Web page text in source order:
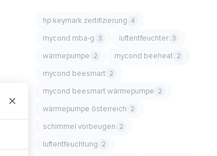
hp keymark zertifizierung 4
mycond mba-g 3 luftentfeuchter 3
wärmepumpe 2 mycond beeheat 2
mycond beesmart 2
mycond beesmart wärmepumpe 2
wärmepumpe österreich 2
schimmel vorbeugen 2
luftentfeuchtung 2
×